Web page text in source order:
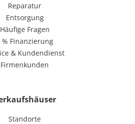
Reparatur
Entsorgung
Häufige Fragen
% Finanzierung
& Kundendienst
Firmenkunden
Standorte